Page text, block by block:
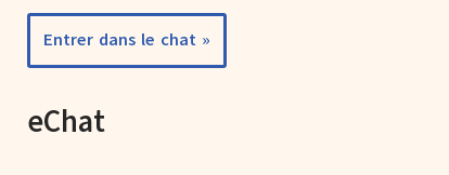
Entrer dans le chat »
eChat